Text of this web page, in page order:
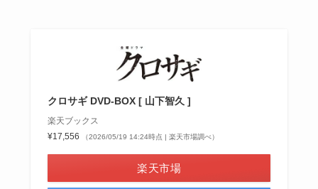
クロサギ DVD-BOX [ 山下智久 ]
楽天ブックス
¥17,556
（2026/05/19 14:24時点 | 楽天市場調べ）
楽天市場